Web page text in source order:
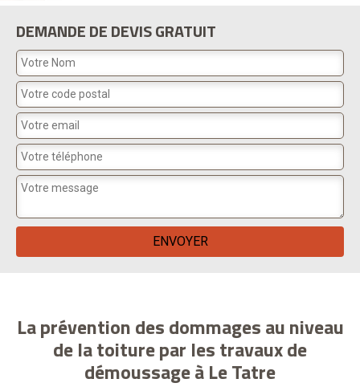
DEMANDE DE DEVIS GRATUIT
La prévention des dommages au niveau
de la toiture par les travaux de
démoussage à Le Tatre